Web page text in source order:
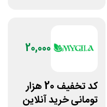
20,000
کد تخفیف 20 هزار
تومانی خرید آنلاین